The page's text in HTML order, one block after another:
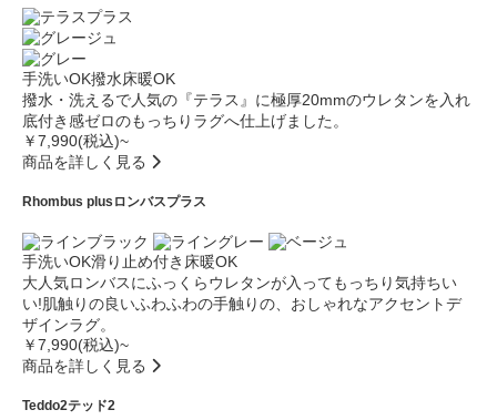
手洗いOK撥水床暖OK
撥水・洗えるで人気の『テラス』に極厚20mmのウレタンを入れ
底付き感ゼロのもっちりラグへ仕上げました。
￥7,990(税込)~
商品を詳しく見る
Rhombus plus ロンバスプラス
手洗いOK滑り止め付き 床暖OK
大人気ロンバスにふっくらウレタンが入ってもっちり気持ちい
い!肌触りの良いふわふわの手触りの、おしゃれなアクセントデ
ザインラグ。
￥7,990(税込)~
商品を詳しく見る
Teddo2テッド2